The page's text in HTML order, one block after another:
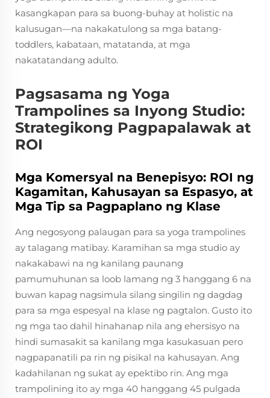
kasangkapan para sa buong-buhay at holistic na
kalusugan—na nakakatulong sa mga batang-
toddlers, kabataan, matatanda, at mga
nakatatandang adulto.
Pagsasama ng Yoga
Trampolines sa Inyong Studio:
Strategikong Pagpapalawak at
ROI
Mga Komersyal na Benepisyo: ROI ng
Kagamitan, Kahusayan sa Espasyo, at
Mga Tip sa Pagpaplano ng Klase
Ang negosyong palaugan para sa yoga trampolines
ay talagang matibay. Karamihan sa mga studio ay
nakakabawi na ng kanilang paunang
pamumuhunan sa loob lamang ng 3 hanggang 6 na
buwan kapag nagsimula silang singilin ng dagdag
para sa mga espesyal na klase ng pagtalon. Gusto ito
ng mga tao dahil hinahanap nila ang ehersisyo na
hindi sumasakit sa kanilang mga kasukasuan pero
nagpapanatili pa rin ng pisikal na kahusayan. Ang
kadahilanan ng sukat ay epektibo rin. Ang mga
trampolining ito ay mga 40 hanggang 45 pulgada